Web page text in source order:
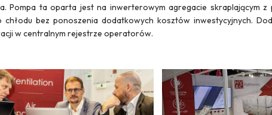
Pompa ta oparta jest na inwerterowym agregacie skraplającym
chłodu bez ponoszenia dodatkowych kosztów inwestycyjnych.
w centralnym rejestrze operatorów.